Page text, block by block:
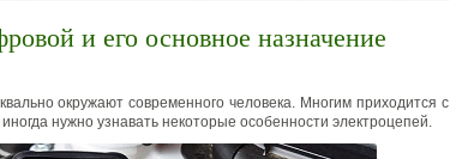
и его основное назначение
окружают современного человека. Многим приходится с
нужно узнавать некоторые особенности электроцепей.